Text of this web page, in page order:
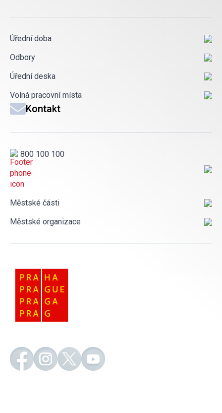
Úřední doba
Odbory
Úřední deska
Volná pracovní místa
Kontakt
800 100 100
Městské části
Městské organizace